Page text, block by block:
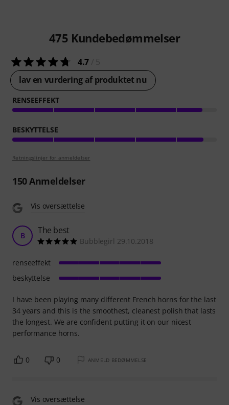
475 Kundebedømmelser
4.7
lav en vurdering af produktet nu
RENSEEFFEKT
BESKYTTELSE
Retningslinjer for anmeldelser
150Anmeldelser
Vis oversættelse
B The best
Bubblegirl 29.10.2018
I have been playing many different French horns for the last
34 years and this is the smoothest, cleanest polish that lasts
the longest. We are confident putting it on our nicest
performance horns.
renseeffekt
beskyttelse
0 0 ANMELD BEDØMMELSE
Vis oversættelse